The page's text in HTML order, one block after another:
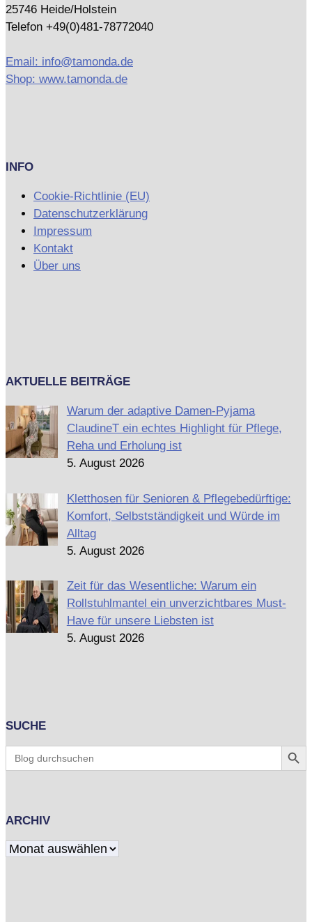
25746 Heide/Holstein
Telefon +49(0)481-78772040
Email: info@tamonda.de
Shop: www.tamonda.de
INFO
Cookie-Richtlinie (EU)
Datenschutzerklärung
Impressum
Kontakt
Über uns
AKTUELLE BEITRÄGE
Warum der adaptive Damen-Pyjama
ClaudineT ein echtes Highlight für Pflege,
Reha und Erholung ist
5. August 2026
Kletthosen für Senioren & Pflegebedürftige:
Komfort, Selbstständigkeit und Würde im
Alltag
5. August 2026
Zeit für das Wesentliche: Warum ein
Rollstuhlmantel ein unverzichtbares Must-
Have für unsere Liebsten ist
5. August 2026
SUCHE
Search
for:
Search
ARCHIV
Archiv